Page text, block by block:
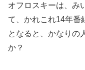
オフロスキーは、み
て、かれこれ14年番
となると、かなりの
か？